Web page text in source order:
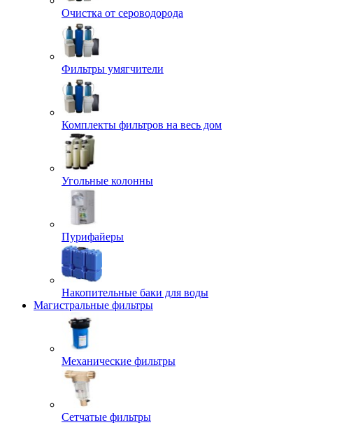
Очистка от сероводорода
Фильтры умягчители
Комплекты фильтров на весь дом
Угольные колонны
Пурифайеры
Накопительные баки для воды
Магистральные фильтры
Механические фильтры
Сетчатые фильтры